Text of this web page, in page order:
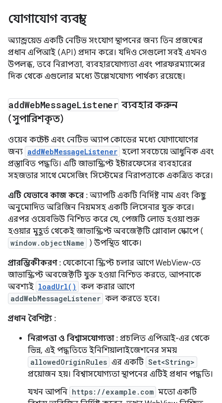
যোগাযোগ ব্যবস্থা
অ্যান্ড্রয়েড একটি নেটিভ সংযোগ স্থাপনের জন্য তিন প্রজন্মের
প্রধান এপিআই (API) প্রদান করে। যদিও সেগুলো সবই এখনও
উপলব্ধ, তবে নিরাপত্তা, ব্যবহারযোগ্যতা এবং পারফরম্যান্সের
দিক থেকে এগুলোর মধ্যে উল্লেখযোগ্য পার্থক্য রয়েছে।
addWebMessageListener ব্যবহার করুন
(সুপারিশকৃত)
ওয়েব কন্টেন্ট এবং নেটিভ অ্যাপ কোডের মধ্যে যোগাযোগের
জন্য addWebMessageListener হলো সবচেয়ে আধুনিক এবং
প্রস্তাবিত পদ্ধতি। এটি জাভাস্ক্রিপ্ট ইন্টারফেসের ব্যবহারের
সহজতার সাথে মেসেজিং সিস্টেমের নিরাপত্তাকে একত্রিত করে।
এটি যেভাবে কাজ করে : অ্যাপটি একটি নির্দিষ্ট নাম এবং কিছু
অনুমোদিত অরিজিন নিয়মসহ একটি লিসেনার যুক্ত করে।
এরপর ওয়েবভিউ নিশ্চিত করে যে, পেজটি লোড হওয়া শুরু
হওয়ার মুহূর্ত থেকেই জাভাস্ক্রিপ্ট অবজেক্টটি গ্লোবাল স্কোপে (
window.objectName
) উপস্থিত থাকে।
প্রারম্ভিকীকরণ: যেকোনো স্ক্রিপ্ট চলার আগে WebView-তে
জাভাস্ক্রিপ্ট অবজেক্টটি যুক্ত হওয়া নিশ্চিত করতে, আপনাকে
অবশ্যই loadUrl() কল করার আগে
addWebMessageListener কল করতে হবে।
প্রধান বৈশিষ্ট্য :
নিরাপত্তা ও বিশ্বাসযোগ্যতা: প্রচলিত এপিআই-এর থেকে
ভিন্ন, এই পদ্ধতিতে ইনিশিয়ালাইজেশনের সময়
allowedOriginRules এর একটি Set<String>
প্রয়োজন হয়। বিশ্বাসযোগ্যতা স্থাপনের এটিই প্রধান পদ্ধতি।
যখন আপনি https://example.com মতো একটি